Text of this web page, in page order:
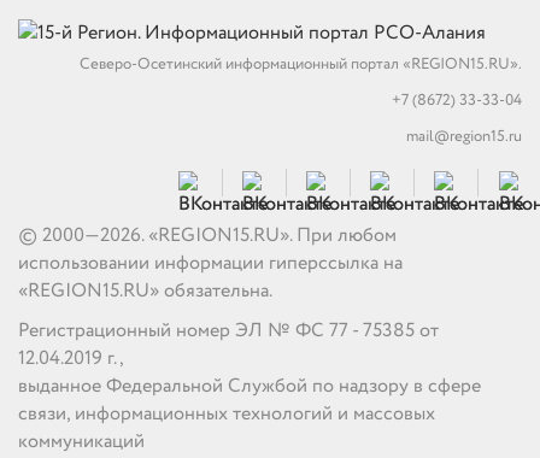
Северо-Осетинский информационный портал «REGION15.RU».
+7 (8672) 33-33-04
mail@region15.ru
© 2000—2026. «REGION15.RU». При любом
использовании информации гиперссылка на
«REGION15.RU» обязательна.
Регистрационный номер ЭЛ № ФС 77 - 75385 от
12.04.2019 г.,
выданное Федеральной Службой по надзору в сфере
связи, информационных технологий и массовых
коммуникаций